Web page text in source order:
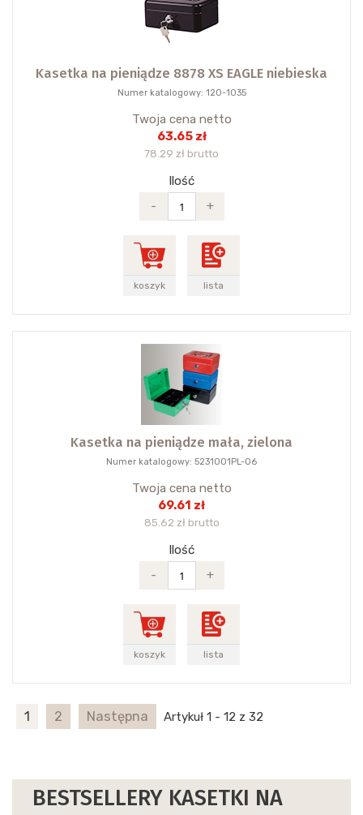
Kasetka na pieniądze 8878 XS EAGLE niebieska
Numer katalogowy: 120-1035
Twoja cena netto
63.65 zł
78.29 zł brutto
Ilość
-
+
koszyk lista
Kasetka na pieniądze mała, zielona
Numer katalogowy: 5231001PL-06
Twoja cena netto
69.61 zł
85.62 zł brutto
Ilość
-
+
koszyk lista
1 2 Następna Artykuł 1 - 12 z 32
BESTSELLERY KASETKI NA